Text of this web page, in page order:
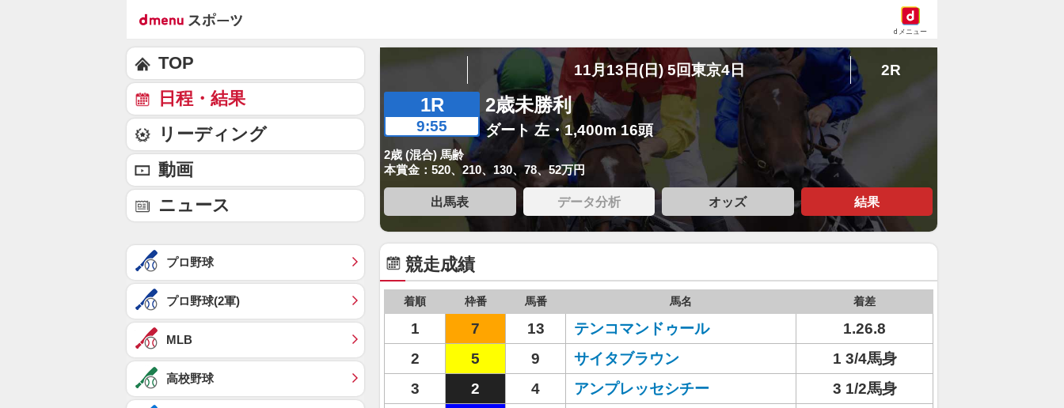
dメニュー
11月13日(日) 5回東京4日 2R
1R
9:55
2歳未勝利
ダート 左・1,400m 16頭
2歳 (混合) 馬齢
本賞金：520、210、130、78、52万円
出馬表 データ分析 オッズ 結果
競走成績
着順 枠番 馬番 馬名 着差
1 7 13 テンコマンドゥール
1.26.8
2
5 9 サイタブラウン
1 3/4馬身
3
2 4 アンプレッセシチー
3 1/2馬身
TOP
日程・結果
リーディング
動画
ニュース
プロ野球
プロ野球(2軍)
MLB
高校野球